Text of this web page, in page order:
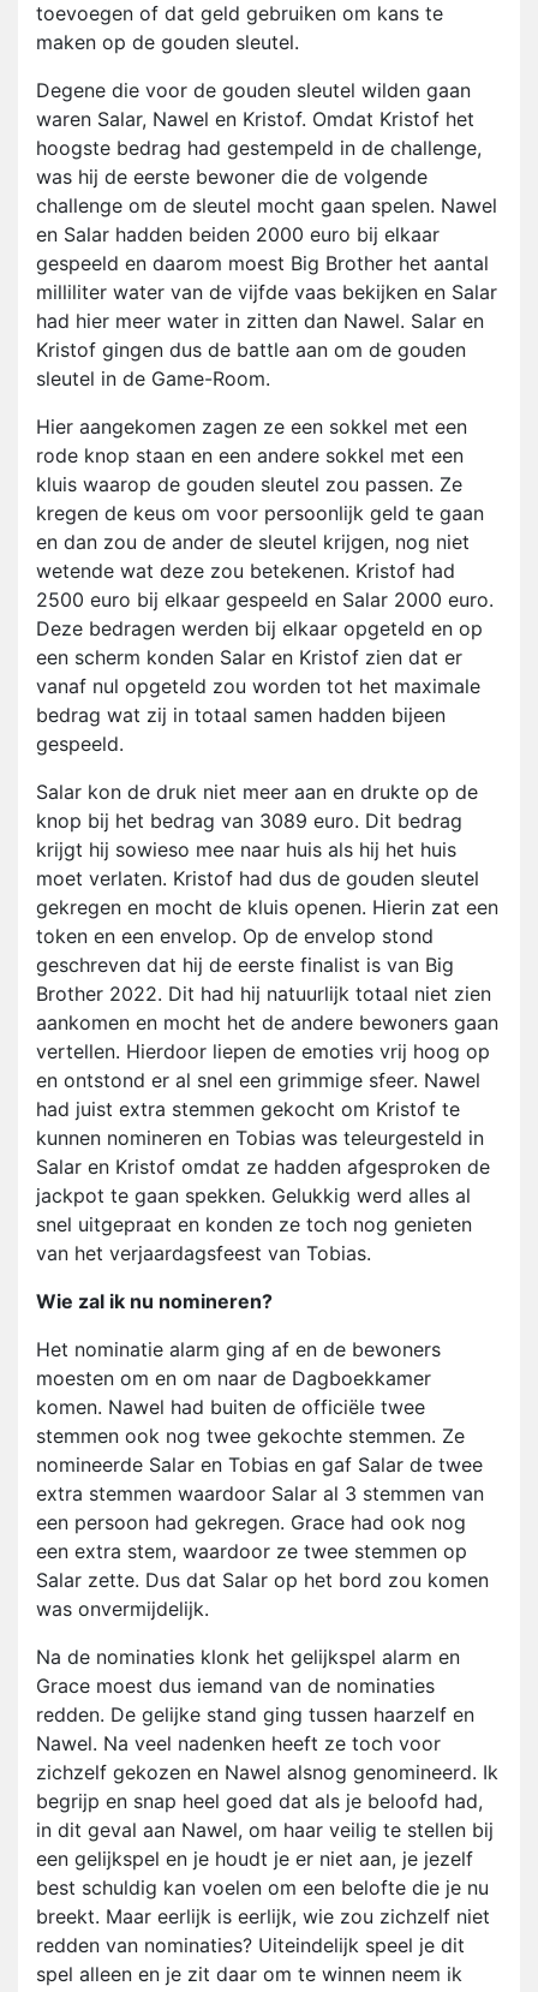
toevoegen of dat geld gebruiken om kans te
maken op de gouden sleutel.
Degene die voor de gouden sleutel wilden gaan
waren Salar, Nawel en Kristof. Omdat Kristof het
hoogste bedrag had gestempeld in de challenge,
was hij de eerste bewoner die de volgende
challenge om de sleutel mocht gaan spelen. Nawel
en Salar hadden beiden 2000 euro bij elkaar
gespeeld en daarom moest Big Brother het aantal
milliliter water van de vijfde vaas bekijken en Salar
had hier meer water in zitten dan Nawel. Salar en
Kristof gingen dus de battle aan om de gouden
sleutel in de Game-Room.
Hier aangekomen zagen ze een sokkel met een
rode knop staan en een andere sokkel met een
kluis waarop de gouden sleutel zou passen. Ze
kregen de keus om voor persoonlijk geld te gaan
en dan zou de ander de sleutel krijgen, nog niet
wetende wat deze zou betekenen. Kristof had
2500 euro bij elkaar gespeeld en Salar 2000 euro.
Deze bedragen werden bij elkaar opgeteld en op
een scherm konden Salar en Kristof zien dat er
vanaf nul opgeteld zou worden tot het maximale
bedrag wat zij in totaal samen hadden bijeen
gespeeld.
Salar kon de druk niet meer aan en drukte op de
knop bij het bedrag van 3089 euro. Dit bedrag
krijgt hij sowieso mee naar huis als hij het huis
moet verlaten. Kristof had dus de gouden sleutel
gekregen en mocht de kluis openen. Hierin zat een
token en een envelop. Op de envelop stond
geschreven dat hij de eerste finalist is van Big
Brother 2022. Dit had hij natuurlijk totaal niet zien
aankomen en mocht het de andere bewoners gaan
vertellen. Hierdoor liepen de emoties vrij hoog op
en ontstond er al snel een grimmige sfeer. Nawel
had juist extra stemmen gekocht om Kristof te
kunnen nomineren en Tobias was teleurgesteld in
Salar en Kristof omdat ze hadden afgesproken de
jackpot te gaan spekken. Gelukkig werd alles al
snel uitgepraat en konden ze toch nog genieten
van het verjaardagsfeest van Tobias.
Wie zal ik nu nomineren?
Het nominatie alarm ging af en de bewoners
moesten om en om naar de Dagboekkamer
komen. Nawel had buiten de officiële twee
stemmen ook nog twee gekochte stemmen. Ze
nomineerde Salar en Tobias en gaf Salar de twee
extra stemmen waardoor Salar al 3 stemmen van
een persoon had gekregen. Grace had ook nog
een extra stem, waardoor ze twee stemmen op
Salar zette. Dus dat Salar op het bord zou komen
was onvermijdelijk.
Na de nominaties klonk het gelijkspel alarm en
Grace moest dus iemand van de nominaties
redden. De gelijke stand ging tussen haarzelf en
Nawel. Na veel nadenken heeft ze toch voor
zichzelf gekozen en Nawel alsnog genomineerd. Ik
begrijp en snap heel goed dat als je beloofd had,
in dit geval aan Nawel, om haar veilig te stellen bij
een gelijkspel en je houdt je er niet aan, je jezelf
best schuldig kan voelen om een belofte die je nu
breekt. Maar eerlijk is eerlijk, wie zou zichzelf niet
redden van nominaties? Uiteindelijk speel je dit
spel alleen en je zit daar om te winnen neem ik